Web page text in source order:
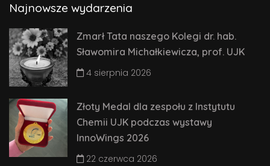
Najnowsze wydarzenia
Zmarł Tata naszego Kolegi dr. hab.
Sławomira Michałkiewicza, prof. UJK
4 sierpnia 2026
Złoty Medal dla zespołu z Instytutu
Chemii UJK podczas wystawy
InnoWings 2026
22 czerwca 2026